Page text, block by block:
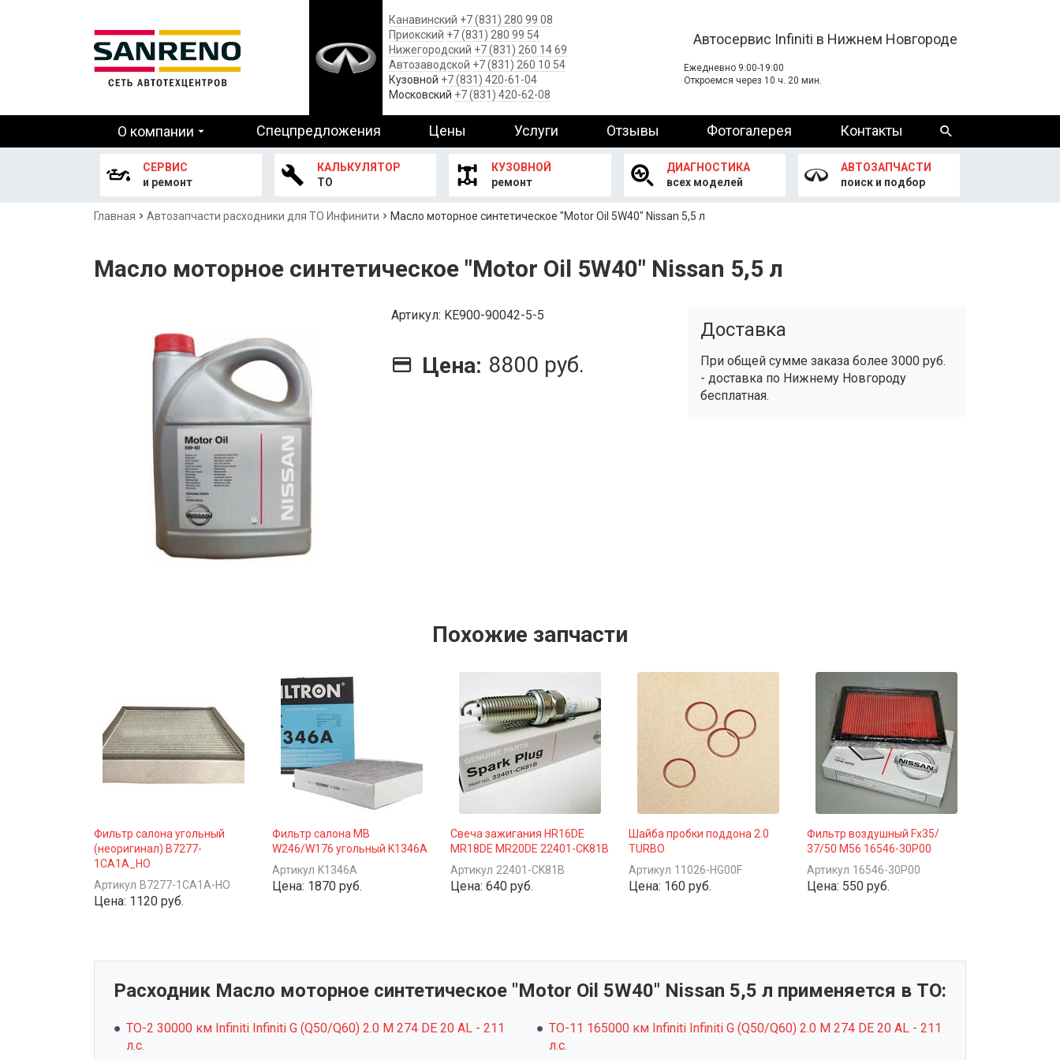
Канавинский +7 (831) 280 99 08
Приокский +7 (831) 280 99 54
Нижегородский +7 (831) 260 14 69
Автозаводской +7 (831) 260 10 54
Кузовной +7 (831) 420-61-04
Московский +7 (831) 420-62-08
Автосервис Infiniti в Нижнем Новгороде
Ежедневно 9:00-19:00
Откроемся через 10 ч. 20 мин.
Основная
навигация
О компании Спецпредложения Цены Услуги Отзывы Фотогалерея Контакты
СЕРВИС
и ремонт
КАЛЬКУЛЯТОР
ТО
КУЗОВНОЙ
ремонт
ДИАГНОСТИКА
всех моделей
АВТОЗАПЧАСТИ
поиск и подбор
Строка
Главная Автозапчасти расходники для ТО Инфинити Масло моторное синтетическое "Motor Oil 5W40" Nissan 5,5 л
Масло моторное синтетическое "Motor Oil 5W40" Nissan 5,5 л
Артикул KE900-90042-5-5
Цена: 8800 руб.
Доставка
При общей сумме заказа более 3000 руб.
- доставка по Нижнему Новгороду
бесплатная.
Похожие запчасти
Фильтр салона угольный
(неоригинал) B7277-
1CA1A_НО
Артикул B7277-1CA1A-НО
Цена: 1120 руб.
Фильтр салона MB
W246/W176 угольный K1346A
Артикул K1346A
Цена: 1870 руб.
Свеча зажигания HR16DE
MR18DE MR20DE 22401-CK81B
Артикул 22401-CK81B
Цена: 640 руб.
Шайба пробки поддона 2.0
TURBO
Артикул 11026-HG00F
Цена: 160 руб.
Фильтр воздушный Fx35/
37/50 M56 16546-30P00
Артикул 16546-30P00
Цена: 550 руб.
Расходник Масло моторное синтетическое "Motor Oil 5W40" Nissan 5,5 л применяется в ТО:
ТО-2 30000 км Infiniti Infiniti G (Q50/Q60) 2.0 M 274 DE 20 AL - 211
л.с.
ТО-11 165000 км Infiniti Infiniti G (Q50/Q60) 2.0 M 274 DE 20 AL - 211
л.с.